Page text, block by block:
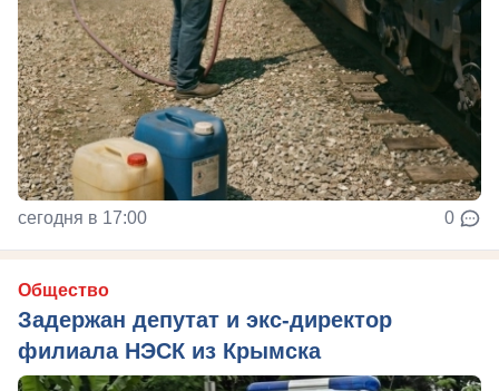
сегодня в 17:00 0
Общество
Задержан депутат и экс-директор
филиала НЭСК из Крымска